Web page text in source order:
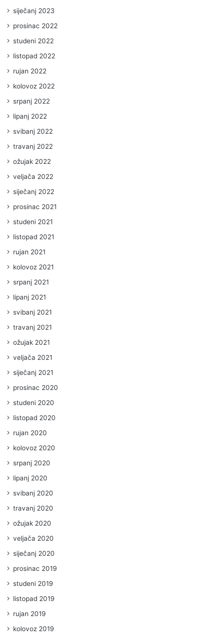
siječanj 2023
prosinac 2022
studeni 2022
listopad 2022
rujan 2022
kolovoz 2022
srpanj 2022
lipanj 2022
svibanj 2022
travanj 2022
ožujak 2022
veljača 2022
siječanj 2022
prosinac 2021
studeni 2021
listopad 2021
rujan 2021
kolovoz 2021
srpanj 2021
lipanj 2021
svibanj 2021
travanj 2021
ožujak 2021
veljača 2021
siječanj 2021
prosinac 2020
studeni 2020
listopad 2020
rujan 2020
kolovoz 2020
srpanj 2020
lipanj 2020
svibanj 2020
travanj 2020
ožujak 2020
veljača 2020
siječanj 2020
prosinac 2019
studeni 2019
listopad 2019
rujan 2019
kolovoz 2019